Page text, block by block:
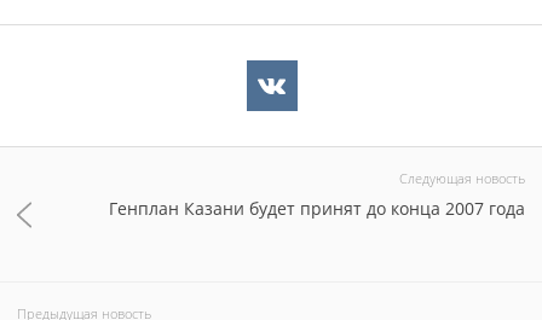
Следующая новость
Генплан Казани будет принят до конца 2007 года
Предыдущая новость